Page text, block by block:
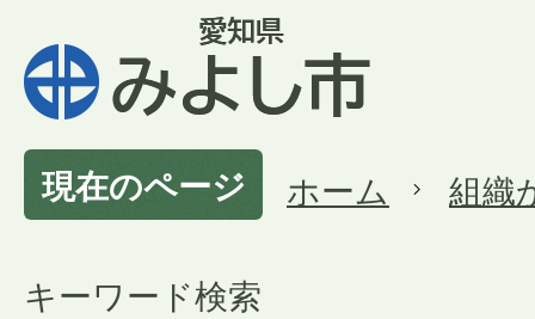
現在のページ ホーム 組織
キーワード検索